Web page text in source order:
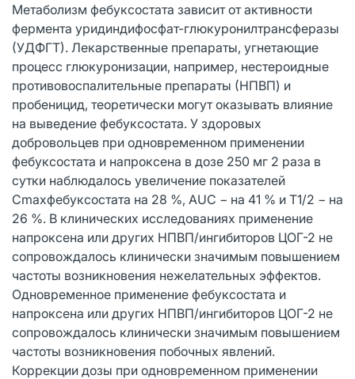
Метаболизм фебуксостата зависит от активности
фермента уридиндифосфат-глюкуронилтрансферазы
(УДФГТ). Лекарственные препараты, угнетающие
процесс глюкуронизации, например, нестероидные
противовоспалительные препараты (НПВП) и
пробеницид, теоретически могут оказывать влияние
на выведение фебуксостата. У здоровых
добровольцев при одновременном применении
фебуксостата и напроксена в дозе 250 мг 2 раза в
сутки наблюдалось увеличение показателей
Сmaxфебуксостата на 28 %, AUC − на 41 % и Т1/2 − на
26 %. В клинических исследованиях применение
напроксена или других НПВП/ингибиторов ЦОГ-2 не
сопровождалось клинически значимым повышением
частоты возникновения нежелательных эффектов.
Одновременное применение фебуксостата и
напроксена или других НПВП/ингибиторов ЦОГ-2 не
сопровождалось клинически значимым повышением
частоты возникновения побочных явлений.
Коррекции дозы при одновременном применении